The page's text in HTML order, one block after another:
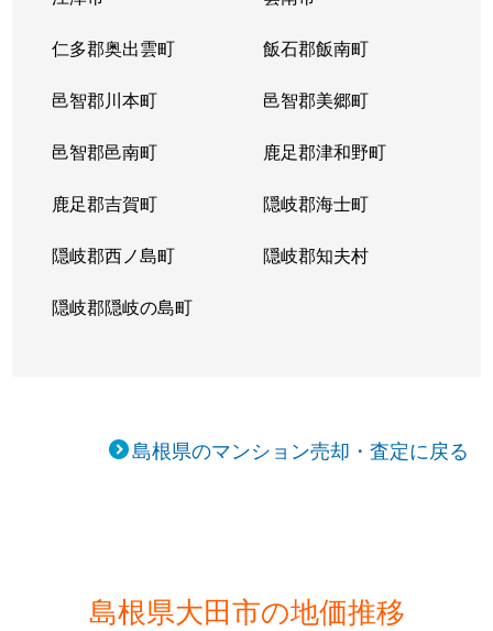
仁多郡奥出雲町 飯石郡飯南町
邑智郡川本町 邑智郡美郷町
邑智郡邑南町 鹿足郡津和野町
鹿足郡吉賀町 隠岐郡海士町
隠岐郡西ノ島町 隠岐郡知夫村
隠岐郡隠岐の島町
島根県のマンション売却・査定に戻る
島根県大田市の地価推移